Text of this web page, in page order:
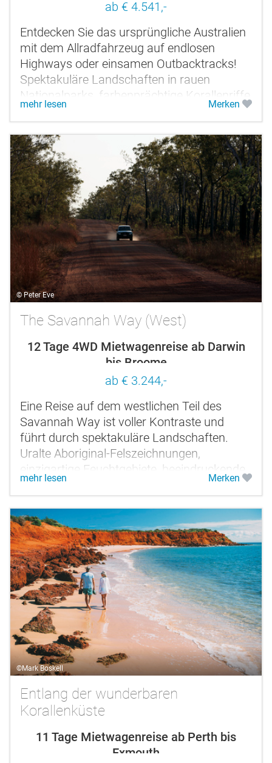
ab € 4.541,-
Entdecken Sie das ursprüngliche Australien
mit dem Allradfahrzeug auf endlosen
Highways oder einsamen Outbacktracks!
Spektakuläre Landschaften in rauen
Nationalparks, farbenprächtige Korallenriffe
und eine herzliche Gastfreundschaft...
mehr lesen Merken
© Peter Eve
The Savannah Way (West)
12 Tage 4WD Mietwagenreise ab Darwin
bis Broome
ab € 3.244,-
Eine Reise auf dem westlichen Teil des
Savannah Way ist voller Kontraste und
führt durch spektakuläre Landschaften.
Uralte Aboriginal-Felszeichnungen,
einzigartige Feuchtgebiete, beeindruckende
Schluchten und erfrischende Felspools...
mehr lesen Merken
©Mark Boskell
Entlang der wunderbaren
Korallenküste
11 Tage Mietwagenreise ab Perth bis
Exmouth